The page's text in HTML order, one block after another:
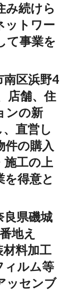
み続けら
ットワー
て事業を
南区浜野4
店舗、住
ンの新
直営し
件の購入
施工の上
得意と
良県磯城
地え
料加工
ィルム等
ッセンブ